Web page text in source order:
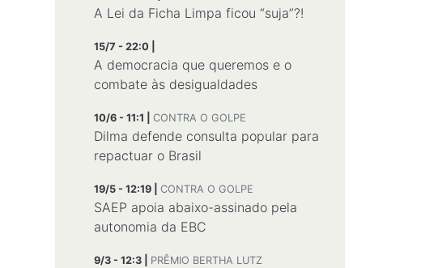
A Lei da Ficha Limpa ficou “suja”?!
15/7 - 22:0 |
A democracia que queremos e o
combate às desigualdades
10/6 - 11:1 | CONTRA O GOLPE
Dilma defende consulta popular para
repactuar o Brasil
19/5 - 12:19 | CONTRA O GOLPE
SAEP apoia abaixo-assinado pela
autonomia da EBC
9/3 - 12:3 | PRÊMIO BERTHA LUTZ